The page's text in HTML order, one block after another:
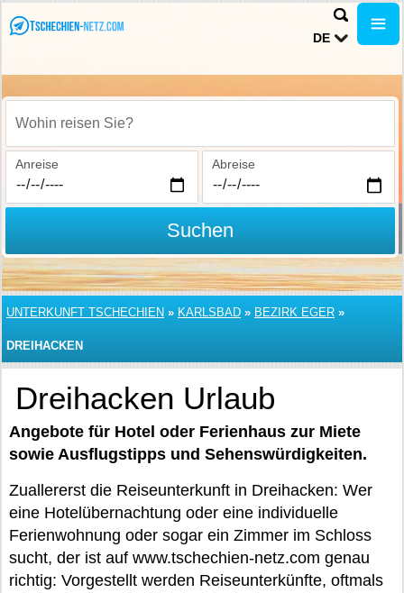
DE
Wohin reisen Sie?
Anreise Abreise
Suchen
UNTERKUNFT TSCHECHIEN » KARLSBAD » BEZIRK EGER »
DREIHACKEN
Dreihacken Urlaub
Angebote für Hotel oder Ferienhaus zur Miete
sowie Ausflugstipps und Sehenswürdigkeiten.
Zuallererst die Reiseunterkunft in Dreihacken: Wer
eine Hotelübernachtung oder eine individuelle
Ferienwohnung oder sogar ein Zimmer im Schloss
sucht, der ist auf www.tschechien-netz.com genau
richtig: Vorgestellt werden Reiseunterkünfte, oftmals